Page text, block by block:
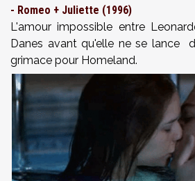
- Romeo + Juliette (1996)
L'amour impossible entre
Danes avant qu'elle ne se lance
grimace pour Homeland.